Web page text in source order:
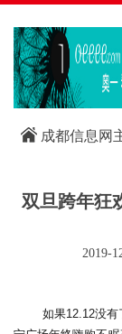
成都信息网
双旦跨年狂
2019-
如果12.12没